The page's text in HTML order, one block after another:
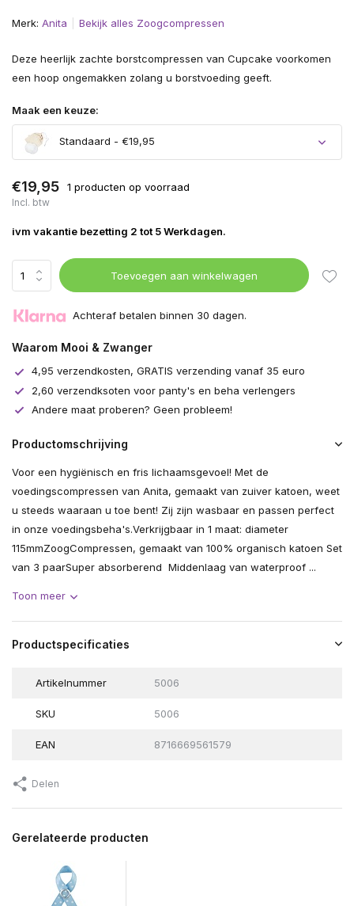
Merk: Anita Bekijk alles Zoogcompressen
Deze heerlijk zachte borstcompressen van Cupcake voorkomen
een hoop ongemakken zolang u borstvoeding geeft.
Maak een keuze:
Standaard - €19,95
€19,95 1 producten op voorraad
Incl. btw
ivm vakantie bezetting 2 tot 5 Werkdagen.
Toevoegen aan winkelwagen
Achteraf betalen binnen 30 dagen.
Waarom Mooi & Zwanger
4,95 verzendkosten, GRATIS verzending vanaf 35 euro
2,60 verzendksoten voor panty's en beha verlengers
Andere maat proberen? Geen probleem!
Productomschrijving
Voor een hygiënisch en fris lichaamsgevoel! Met de
voedingscompressen van Anita, gemaakt van zuiver katoen, weet
u steeds waaraan u toe bent! Zij zijn wasbaar en passen perfect
in onze voedingsbeha's.Verkrijgbaar in 1 maat: diameter
115mmZoogCompressen, gemaakt van 100% organisch katoen Set
van 3 paarSuper absorberend Middenlaag van waterproof ...
Toon meer
Productspecificaties
Artikelnummer 5006
SKU 5006
EAN 8716669561579
Delen
Gerelateerde producten